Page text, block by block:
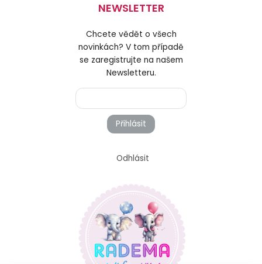
NEWSLETTER
Chcete vědět o všech
novinkách? V tom případě
se zaregistrujte na našem
Newsletteru.
Přihlásit
Odhlásit